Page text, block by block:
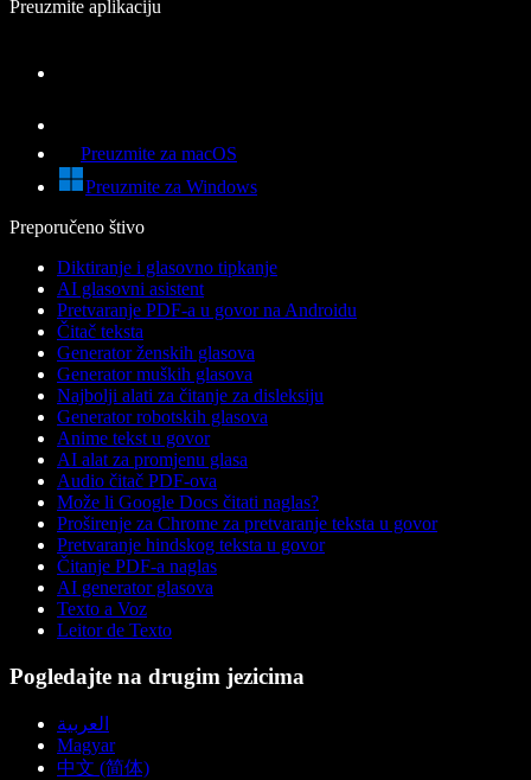
Preuzmite aplikaciju
Preuzmite za macOS
Preuzmite za Windows
Preporučeno štivo
Diktiranje i glasovno tipkanje
AI glasovni asistent
Pretvaranje PDF-a u govor na Androidu
Čitač teksta
Generator ženskih glasova
Generator muških glasova
Najbolji alati za čitanje za disleksiju
Generator robotskih glasova
Anime tekst u govor
AI alat za promjenu glasa
Audio čitač PDF-ova
Može li Google Docs čitati naglas?
Proširenje za Chrome za pretvaranje teksta u govor
Pretvaranje hindskog teksta u govor
Čitanje PDF-a naglas
AI generator glasova
Texto a Voz
Leitor de Texto
Pogledajte na drugim jezicima
العربية
Magyar
中文 (简体)